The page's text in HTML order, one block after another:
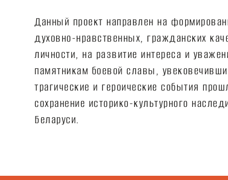
Данный проект направлен на
духовно-нравственных, гражданских
личности, на развитие интереса и
памятникам боевой славы,
трагические и героические события
сохранение историко-культурного
Беларуси.